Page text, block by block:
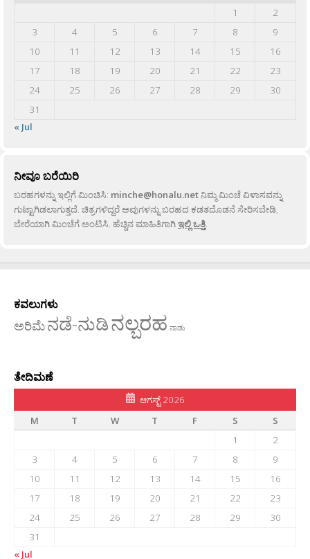
1
2
3
4 5 6 7 8
9
10
11 12 13 14 15
16
17
18 19 20 21 22
23
24
25 26 27 28 29
30
31
« Jul
ನೀವೂ ಬರೆಯಿರಿ
ಬರಹಗಳನ್ನು ಇಲ್ಲಿಗೆ ಮಿಂಚಿಸಿ: minche@honalu.netನಿಮ್ಮ ಮಿಂಚೆ ವಿಳಾಸವನ್ನು
ಗುಟ್ಟಾಗಿಡಲಾಗುತ್ತದೆ. ಚಿತ್ರಗಳಿದ್ದರೆ ಅವುಗಳನ್ನು ಬರಹದ ಕಡತದೊಡನೆ ಸೇರಿಸಬೇಡಿ,
ಬೇರೆಯಾಗಿ ಮಿಂಚೆಗೆ ಅಂಟಿಸಿ. ಹೆಚ್ಚಿನ ಮಾಹಿತಿಗಾಗಿಇಲ್ಲಿ ಒತ್ತಿ.
ಕವಲುಗಳು
ಅರಿಮೆನಡೆ-ನುಡಿನಲ್ಬರಹ ನಾಡು
ತೇದಿಮಣೆ
ಆಗಸ್ಟ್ 2026
M
T W T F S
S
1
2
3
4 5 6 7 8
9
10
11 12 13 14 15
16
17
18 19 20 21 22
23
24
25 26 27 28 29
30
31
« Jul